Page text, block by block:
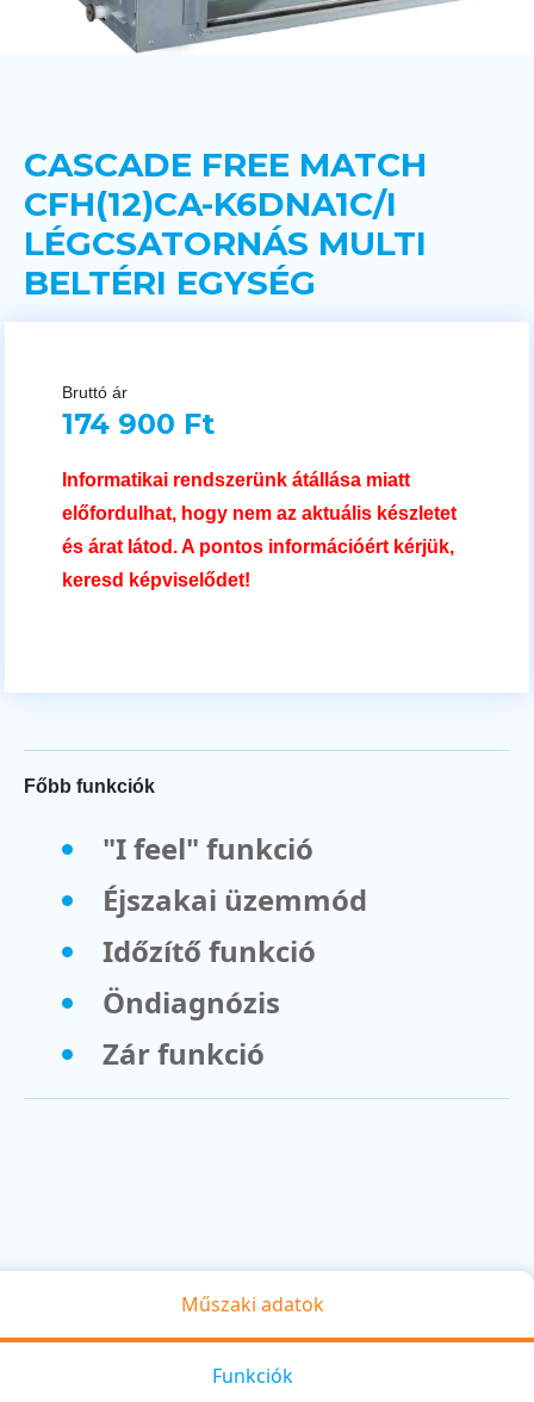
CASCADE FREE MATCH
CFH(12)CA-K6DNA1C/I
LÉGCSATORNÁS MULTI
BELTÉRI EGYSÉG
Bruttó ár
174 900 Ft
Informatikai rendszerünk átállása miatt
előfordulhat, hogy nem az aktuális készletet
és árat látod. A pontos információért kérjük,
keresd képviselődet!
Főbb funkciók
"I feel" funkció
Éjszakai üzemmód
Időzítő funkció
Öndiagnózis
Zár funkció
Műszaki adatok
Funkciók